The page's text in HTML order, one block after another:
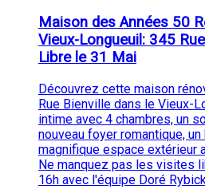
Maison des Années 50
Vieux-Longueuil: 345
Libre le 31 Mai
Découvrez cette maison
Rue Bienville dans le Vieux-
intime avec 4 chambres, un
nouveau foyer romantique,
magnifique espace extérieur
Ne manquez pas les visites
16h avec l'équipe Doré